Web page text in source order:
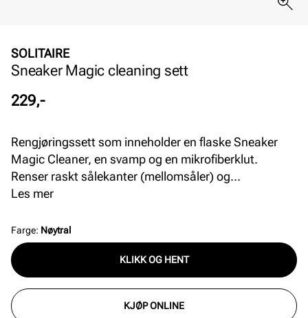
SOLITAIRE
Sneaker Magic cleaning sett
Pris
229,-
Rengjøringssett som inneholder en flaske Sneaker
Magic Cleaner, en svamp og en mikrofiberklut.
Renser raskt sålekanter (mellomsåler) og
overmaterialer, inkludert skinn, syntet, tekstil og
til alle sneakers. Vannbasert og 98% nedbrytbar.
Les mer
Farge: Nøytral
KLIKK OG HENT
KJØP ONLINE